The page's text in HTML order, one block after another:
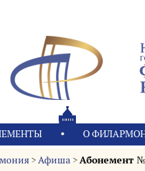
О
>Афиша >Абонемент